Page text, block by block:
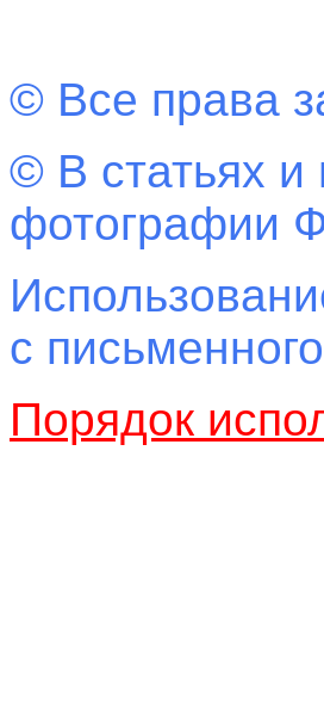
© Все права
© В статьях и
фотографии
с
Порядок